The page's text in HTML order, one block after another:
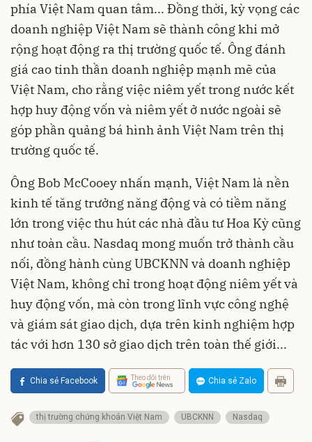
phía Việt Nam quan tâm... Đồng thời, kỳ vọng các
doanh nghiệp Việt Nam sẽ thành công khi mở
rộng hoạt động ra thị trường quốc tế. Ông đánh
giá cao tinh thần doanh nghiệp mạnh mẽ của
Việt Nam, cho rằng việc niêm yết trong nước kết
hợp huy động vốn và niêm yết ở nước ngoài sẽ
góp phần quảng bá hình ảnh Việt Nam trên thị
trường quốc tế.
Ông Bob McCooey nhấn mạnh, Việt Nam là nền
kinh tế tăng trưởng năng động và có tiềm năng
lớn trong việc thu hút các nhà đầu tư Hoa Kỳ cũng
như toàn cầu. Nasdaq mong muốn trở thành cầu
nối, đồng hành cùng UBCKNN và doanh nghiệp
Việt Nam, không chỉ trong hoạt động niêm yết và
huy động vốn, mà còn trong lĩnh vực công nghệ
và giám sát giao dịch, dựa trên kinh nghiệm hợp
tác với hơn 130 sở giao dịch trên toàn thế giới...
Chia sẻ Facebook Theo dõi trên Chia sẻ Zalo
thị trường chứng khoán Việt Nam UBCKNN Nasdaq